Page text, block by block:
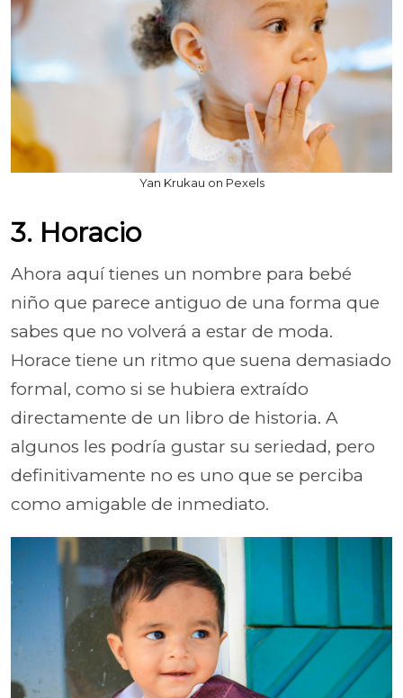
Yan Krukau on Pexels
3. Horacio
Ahora aquí tienes un nombre para bebé
niño que parece antiguo de una forma que
sabes que no volverá a estar de moda.
Horace tiene un ritmo que suena demasiado
formal, como si se hubiera extraído
directamente de un libro de historia. A
algunos les podría gustar su seriedad, pero
definitivamente no es uno que se perciba
como amigable de inmediato.